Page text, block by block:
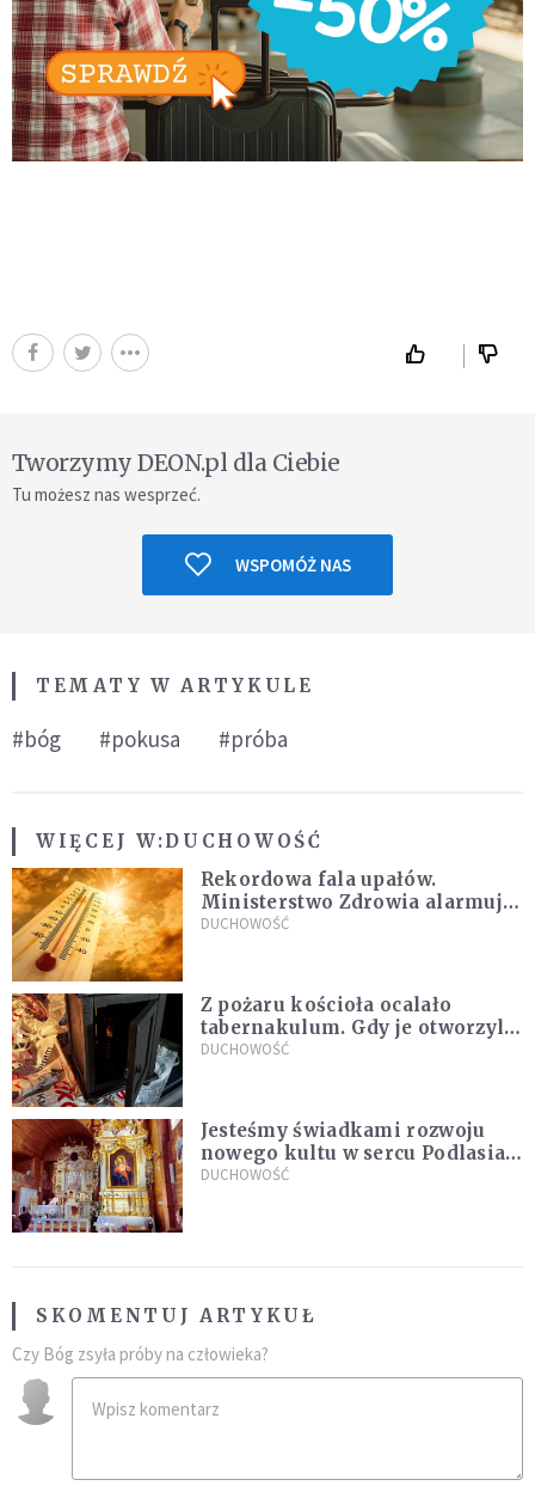
Tworzymy DEON.pl dla Ciebie
Tu możesz nas wesprzeć.
WSPOMÓŻ NAS
TEMATY W ARTYKULE
#bóg #pokusa #próba
WIĘCEJ W:DUCHOWOŚĆ
Rekordowa fala upałów.
Ministerstwo Zdrowia alarmuje
po doświadczeniach z czerwca
DUCHOWOŚĆ
Z pożaru kościoła ocalało
tabernakulum. Gdy je otworzyli,
"zapach świeżego chleba
DUCHOWOŚĆ
Jesteśmy świadkami rozwoju
nowego kultu w sercu Podlasia.
"Ruszyła prawdziwa lawina
DUCHOWOŚĆ
SKOMENTUJ ARTYKUŁ
Czy Bóg zsyła próby na człowieka?